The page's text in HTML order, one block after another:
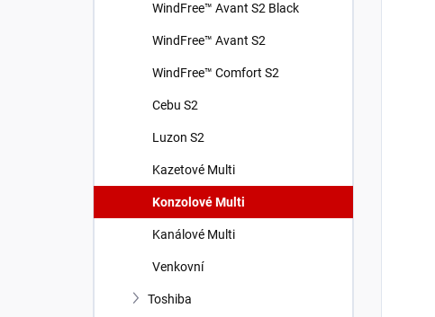
WindFree™ Avant S2 Black
WindFree™ Avant S2
WindFree™ Comfort S2
Cebu S2
Luzon S2
Kazetové Multi
Konzolové Multi
Kanálové Multi
Venkovní
Toshiba